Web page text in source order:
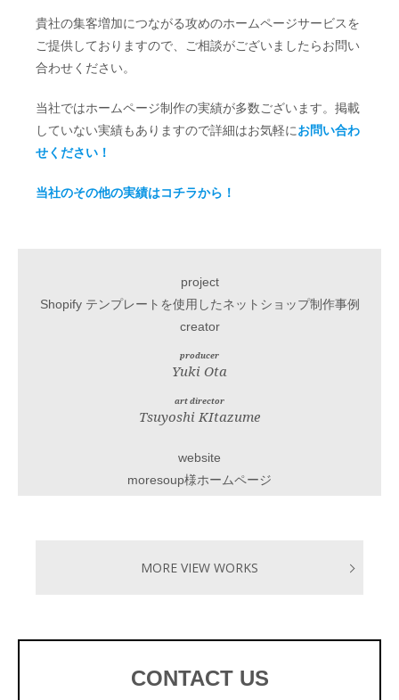
貴社の集客増加につながる攻めのホームページサービスを
ご提供しておりますので、ご相談がございましたらお問い
合わせください。
当社ではホームページ制作の実績が多数ございます。掲載
していない実績もありますので詳細はお気軽にお問い合わ
せください！
当社のその他の実績はコチラから！
project
Shopify テンプレートを使用したネットショップ制作事例
creator
producer
Yuki Ota
art director
Tsuyoshi KItazume
website
moresoup様ホームページ
MORE VIEW WORKS
CONTACT US